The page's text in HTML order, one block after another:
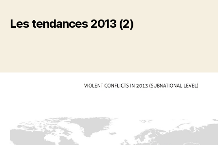
Les tendances 2013 (2)